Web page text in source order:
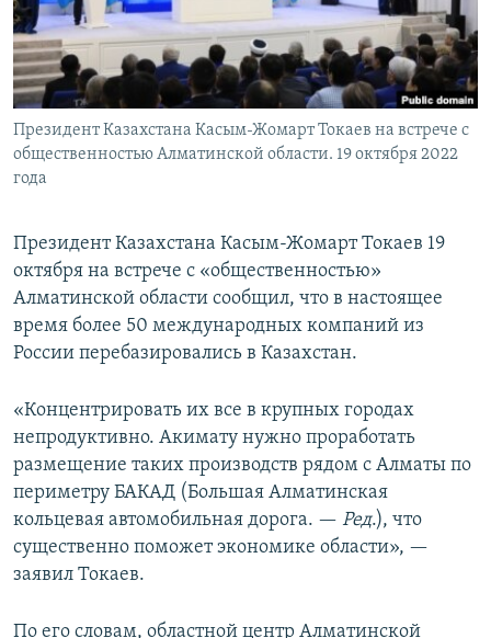
Президент Казахстана Касым-Жомарт Токаев на встрече с
общественностью Алматинской области. 19 октября 2022
года
Президент Казахстана Касым-Жомарт Токаев 19
октября на встрече с «общественностью»
Алматинской области сообщил, что в настоящее
время более 50 международных компаний из
России перебазировались в Казахстан.
«Концентрировать их все в крупных городах
непродуктивно. Акимату нужно проработать
размещение таких производств рядом с Алматы по
периметру БАКАД (Большая Алматинская
кольцевая автомобильная дорога. — Ред.), что
существенно поможет экономике области», —
заявил Токаев.
По его словам, областной центр Алматинской